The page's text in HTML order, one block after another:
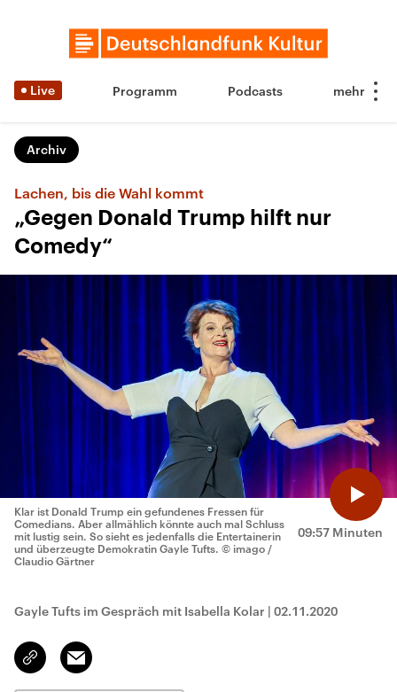
Live Programm Podcasts
Archiv
Lachen, bis die Wahl kommt
„Gegen Donald Trump hilft nur
Comedy“
09:57 Minuten
Klar ist Donald Trump ein gefundenes Fressen für
Comedians. Aber allmählich könnte auch mal Schluss
mit lustig sein. So sieht es jedenfalls die Entertainerin
und überzeugte Demokratin Gayle Tufts. © imago /
Claudio Gärtner
Gayle Tufts im Gespräch mit Isabella Kolar | 02.11.2020
Link
kopieren/teilen
Email